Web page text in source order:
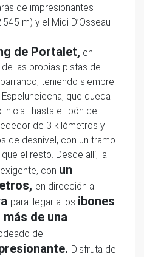
de impresionantes
m) y el Midi D’Osseau
de Portalet, en
de las propias pistas de
teniendo siempre
que queda
inicial -hasta el ibón de
de 3 kilómetros y
de desnivel, con un tramo
el resto. Desde allí, la
con un
en dirección al
para llegar a los ibones
más de una
de
Disfruta de